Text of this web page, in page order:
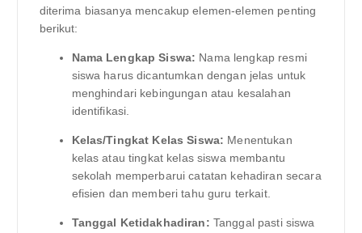
diterima biasanya mencakup elemen-elemen penting
berikut:
Nama Lengkap Siswa: Nama lengkap resmi
siswa harus dicantumkan dengan jelas untuk
menghindari kebingungan atau kesalahan
identifikasi.
Kelas/Tingkat Kelas Siswa: Menentukan
kelas atau tingkat kelas siswa membantu
sekolah memperbarui catatan kehadiran secara
efisien dan memberi tahu guru terkait.
Tanggal Ketidakhadiran: Tanggal pasti siswa